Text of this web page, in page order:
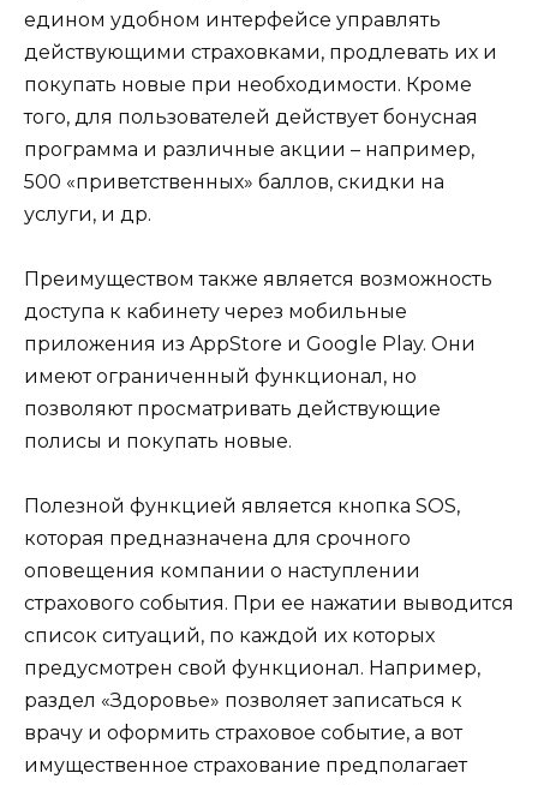
едином удобном интерфейсе управлять
действующими страховками, продлевать их и
покупать новые при необходимости. Кроме
того, для пользователей действует бонусная
программа и различные акции – например,
500 «приветственных» баллов, скидки на
услуги, и др.
Преимуществом также является возможность
доступа к кабинету через мобильные
приложения из AppStore и Google Play. Они
имеют ограниченный функционал, но
позволяют просматривать действующие
полисы и покупать новые.
Полезной функцией является кнопка SOS,
которая предназначена для срочного
оповещения компании о наступлении
страхового события. При ее нажатии выводится
список ситуаций, по каждой их которых
предусмотрен свой функционал. Например,
раздел «Здоровье» позволяет записаться к
врачу и оформить страховое событие, а вот
имущественное страхование предполагает